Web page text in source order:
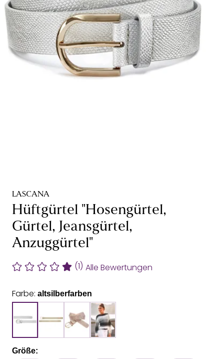
LASCANA
Hüftgürtel "Hosengürtel,
Gürtel, Jeansgürtel,
Anzuggürtel"
(1) Alle Bewertungen
Farbe: altsilberfarben
Größe: